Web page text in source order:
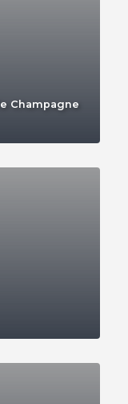
Champagne